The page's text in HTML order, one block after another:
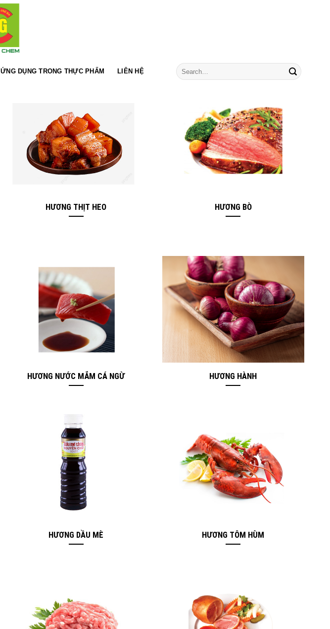
ỨNG DỤNG TRONG THỰC PHẨM LIÊN HỆ
HƯƠNG THỊT HEO HƯƠNG BÒ
HƯƠNG NƯỚC MẮM CÁ NGỪ HƯƠNG HÀNH
HƯƠNG DẦU MÈ HƯƠNG TÔM HÙM